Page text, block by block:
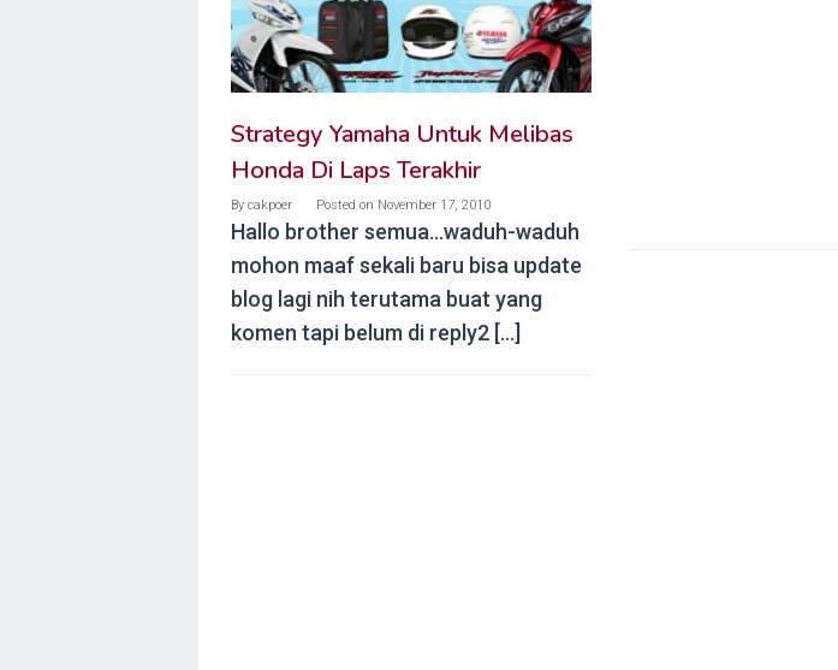
Strategy Yamaha Untuk Melibas
Honda Di Laps Terakhir
By cakpoer Posted on November 17, 2010
Hallo brother semua…waduh-waduh
mohon maaf sekali baru bisa update
blog lagi nih terutama buat yang
komen tapi belum di reply2 […]